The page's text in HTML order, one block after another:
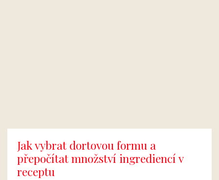
Jak vybrat dortovou formu a
přepočítat množství ingrediencí v
receptu